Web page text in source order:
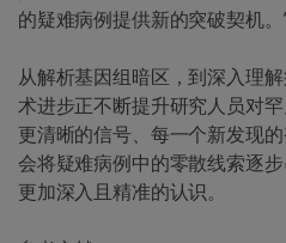
的疑难病例提供新的突破契机。
从解析基因组暗区，到深入理
术进步正不断提升研究人员对
更清晰的信号、每一个新发现
会将疑难病例中的零散线索逐
更加深入且精准的认识。